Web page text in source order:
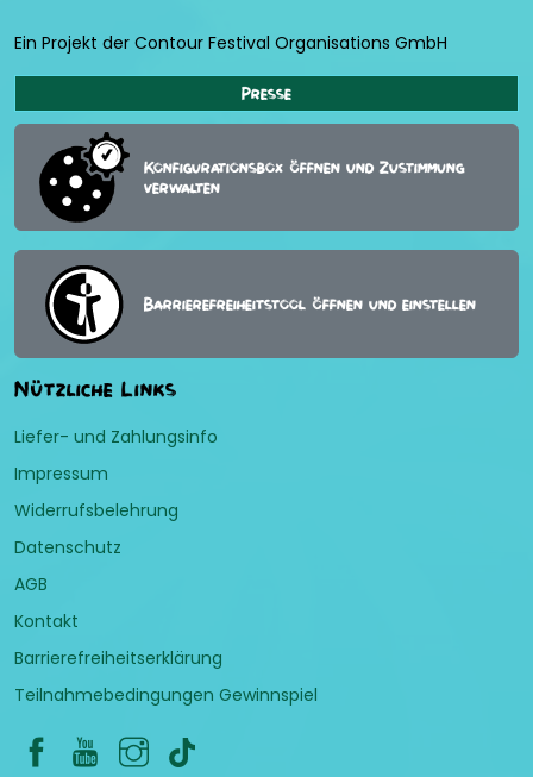
Ein Projekt der Contour Festival Organisations GmbH
Presse
Konfigurationsbox öffnen und Zustimmung
verwalten
Barrierefreiheitstool öffnen und einstellen
Nützliche Links
Liefer- und Zahlungsinfo
Impressum
Widerrufsbelehrung
Datenschutz
AGB
Kontakt
Barrierefreiheitserklärung
Teilnahmebedingungen Gewinnspiel